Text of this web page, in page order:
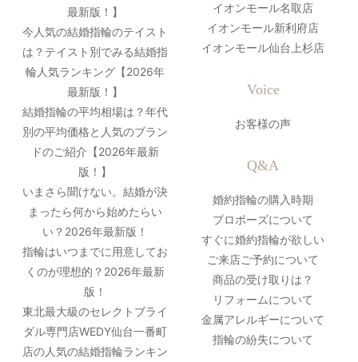
最新版！】
今人気の結婚指輪のテイスト
は？テイスト別でみる結婚指
輪人気ランキング【2026年
最新版！】
結婚指輪の平均相場は？年代
別の平均価格と人気のブラン
ドのご紹介【2026年最新
版！】
いまさら聞けない。結婚が決
まったら何から始めたらい
い？2026年最新版！
指輪はいつまでに用意してお
くのが理想的？2026年最新
版！
東北最大級のセレクトブライ
ダル専門店WEDY仙台一番町
店の人気の結婚指輪ランキン
イオンモール名取店
イオンモール新利府店
イオンモール仙台上杉店
Voice
お客様の声
Q&A
婚約指輪の購入時期
プロポーズについて
すぐに婚約指輪が欲しい
ご来店ご予約について
商品の受け取りは？
リフォームについて
金属アレルギーについて
指輪の紛失について